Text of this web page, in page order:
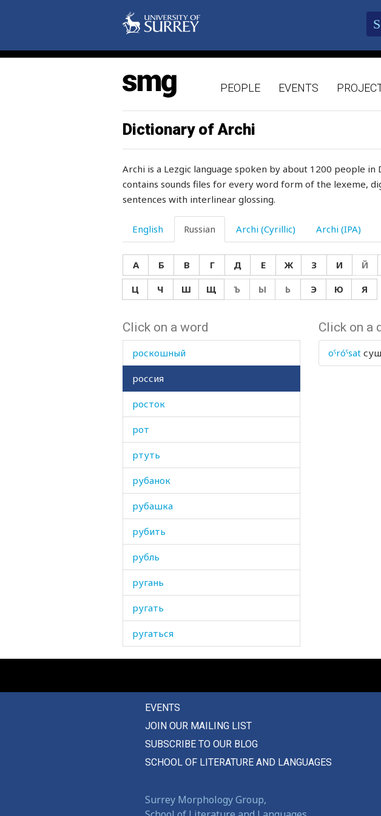
PEOPLE EVENTS
Dictionary of Archi
Archi is a Lezgic language spoken by about 1200 people
contains sounds files for every word form of the lexeme,
sentences with interlinear glossing.
English Russian Archi (Cyrillic) Archi (IPA)
А Б В Г Д Е Ж З И Й
Ц
Ч Ш Щ Ъ Ы Ь Э Ю Я
Click on a word
родители
рододендрон
родственник
родственники
родственница
родство
рожать
рожь
рок
ронять
роса
роскошный
россия
росток
рот
ртуть
рубанок
рубашка
рубить
рубль
ругань
ругать
ругаться
ружье
рука
рукавица
рукоятка
Click on a
oˤróˤsat
EVENTS
JOIN OUR MAILING LIST
SUBSCRIBE TO OUR BLOG
SCHOOL OF LITERATURE AND LANGUAGES
Surrey Morphology Group,